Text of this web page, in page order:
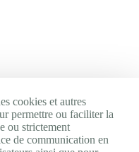
cookies et autres
permettre ou faciliter la
ou strictement
de communication en